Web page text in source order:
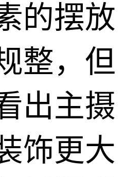
的摆放
整，但
出主摄
饰更大